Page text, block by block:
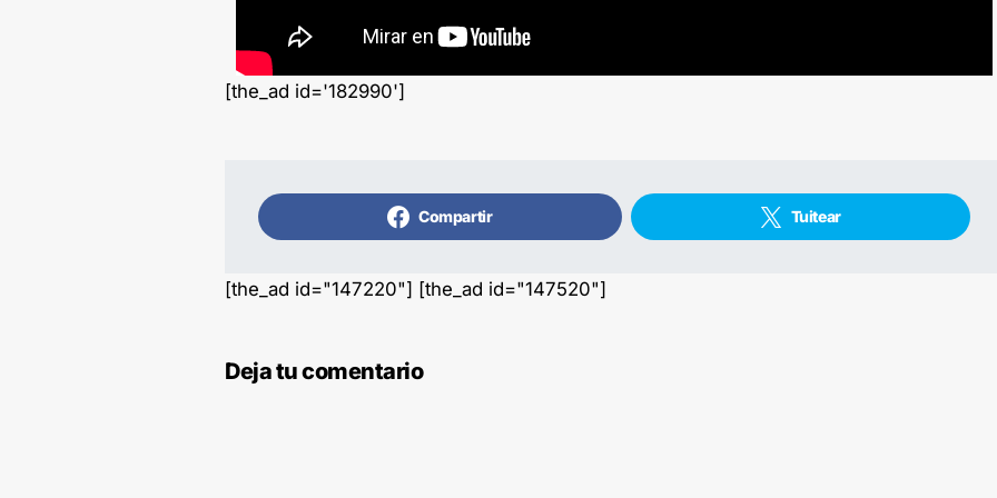
[the_ad id='182990']
Compartir Tuitear
[the_ad id="147220"] [the_ad id="147520"]
Deja tu comentario